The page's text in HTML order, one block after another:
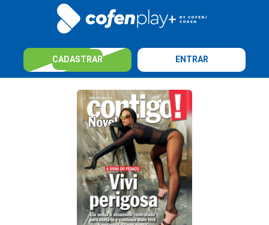
CADASTRAR ENTRAR